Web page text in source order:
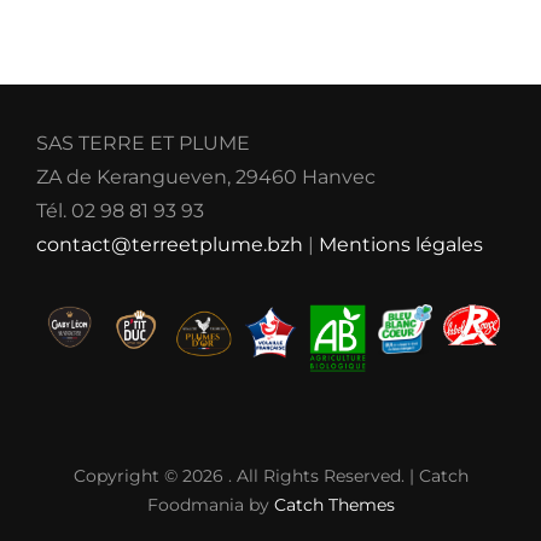
SAS TERRE ET PLUME
ZA de Kerangueven, 29460 Hanvec
Tél. 02 98 81 93 93
contact@terreetplume.bzh | Mentions légales
Copyright © 2026 . All Rights Reserved. | Catch
Foodmania by Catch Themes